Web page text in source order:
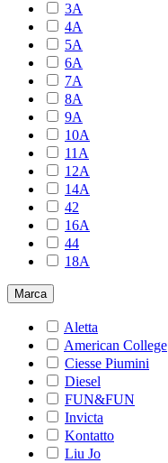
3A
4A
5A
6A
7A
8A
9A
10A
11A
12A
14A
42
16A
44
18A
Marca
Aletta
American College
Ciesse Piumini
Diesel
FUN&FUN
Invicta
Kontatto
Liu Jo